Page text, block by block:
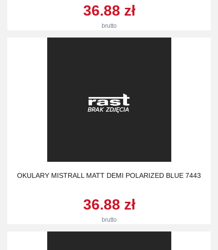
36.88 zł
brutto
OKULARY MISTRALL MATT DEMI POLARIZED BLUE 7443
36.88 zł
brutto